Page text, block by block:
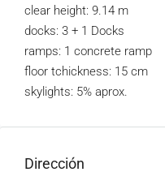
clear height: 9.14 m
docks: 3 + 1 Docks
ramps: 1 concrete ramp
floor tchickness: 15 cm
skylights: 5% aprox.
Dirección